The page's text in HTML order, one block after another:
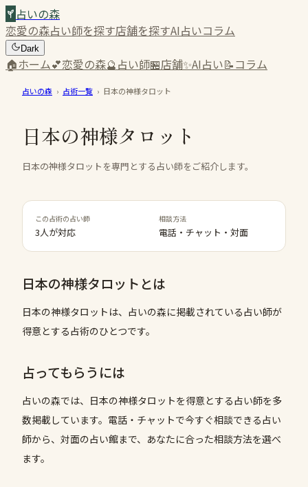
占いの森
恋愛の森占い師を探す店舗を探すAI占いコラム
Dark
🏠ホーム💕恋愛の森🔮占い師🏪店舗✨AI占い📝コラム
占いの森 › 占術一覧 › 日本の神様タロット
日本の神様タロット
日本の神様タロットを専門とする占い師をご紹介します。
この占術の占い師
3人が対応
相談方法
電話・チャット・対面
日本の神様タロット とは
日本の神様タロットは、占いの森に掲載されている占い師が
得意とする占術のひとつです。
占ってもらうには
占いの森では、 日本の神様タロットを得意とする占い師を多
数掲載しています。電話・チャットで今すぐ相談できる占い
師から、対面の占い館まで、あなたに合った相談方法を選べ
ます。